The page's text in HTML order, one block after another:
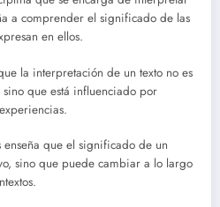
a comprender el significado de las
en ellos.
la interpretación de un texto no es
que está influenciado por
que el significado de un
sino que puede cambiar a lo largo